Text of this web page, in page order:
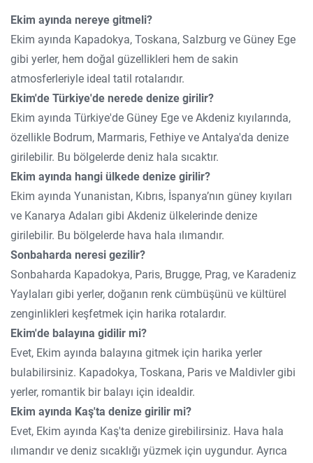
Ekim ayında nereye gitmeli?
Ekim ayında Kapadokya, Toskana, Salzburg ve Güney Ege
gibi yerler, hem doğal güzellikleri hem de sakin
atmosferleriyle ideal tatil rotalarıdır.
Ekim'de Türkiye'de nerede denize girilir?
Ekim ayında Türkiye'de Güney Ege ve Akdeniz kıyılarında,
özellikle Bodrum, Marmaris, Fethiye ve Antalya'da denize
girilebilir. Bu bölgelerde deniz hala sıcaktır.
Ekim ayında hangi ülkede denize girilir?
Ekim ayında Yunanistan, Kıbrıs, İspanya’nın güney kıyıları
ve Kanarya Adaları gibi Akdeniz ülkelerinde denize
girilebilir. Bu bölgelerde hava hala ılımandır.
Sonbaharda neresi gezilir?
Sonbaharda Kapadokya, Paris, Brugge, Prag, ve Karadeniz
Yaylaları gibi yerler, doğanın renk cümbüşünü ve kültürel
zenginlikleri keşfetmek için harika rotalardır.
Ekim'de balayına gidilir mi?
Evet, Ekim ayında balayına gitmek için harika yerler
bulabilirsiniz. Kapadokya, Toskana, Paris ve Maldivler gibi
yerler, romantik bir balayı için idealdir.
Ekim ayında Kaş'ta denize girilir mi?
Evet, Ekim ayında Kaş'ta denize girebilirsiniz. Hava hala
ılımandır ve deniz sıcaklığı yüzmek için uygundur. Ayrıca